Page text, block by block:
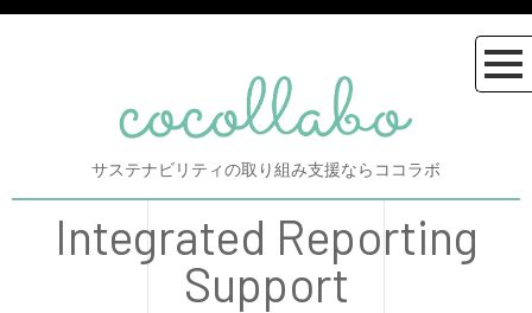
サステナビリティの取り組み支援ならココラボ
Integrated Reporting
Support